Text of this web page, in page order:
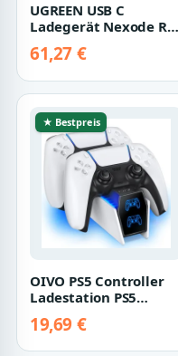
UGREEN USB C
Ladegerät Nexode RG
65W USB C Netzteil 3-
Port Schnelllade…
61,27 €
★ Bestpreis
OIVO PS5 Controller
Ladestation PS5
mit 2-Stund…
19,69 €